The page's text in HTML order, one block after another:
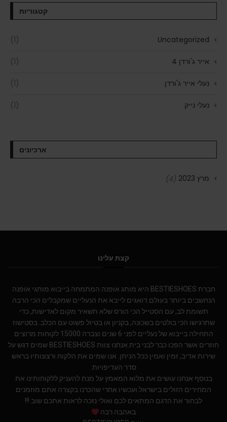
קטגוריות
Uncategorized
(1)
אייר ג'ורדן 4 (1)
נעלי אייר ג'ורדן (1)
נעלי נייק (1)
ארכיונים
מרץ 2023 (4)
קצת עלינו
חברת BESTIESHOES היא מותג אופנה המתמחה בייבוא מותגי אופנה
הנחשבים ביותר בעולם.דואגים לייבא את הנעליים שמקבלים הכי הרבה
תשומת לב, עם הסטייל הכי הורס שלא תשאיר מקום לאדישות, כדי
שתרגישו הכי בולטים בשכונה, בקניון או בטיול פשוט עם הכלב. בסטישוז
התחילה בייבוא של נעליים לפני 6 שנים וצברה 15000 לקוחות מרוצים
חוזרים אשר הפכו כבר לבני בית.אנחנו צוות BESTIESHOES שמים דגש על
שירות אדיב, זמין ואמין ככל הניתן. אנו שמים את הלקוח ורצונותיו בראש
סדר העדיפויות.
בנוסף אנחנו עושים את מלוא המאמץ על מנת להעניק ללקוחותינו את
המחירים הזולים בישראל.ועכשיו אחרי שהכרנו בקצרה אתם מוזמנים
לבחור את הדגם המתאים לכם ואולי נזכה לראות אתכם שוב !!!
באהבה רבה